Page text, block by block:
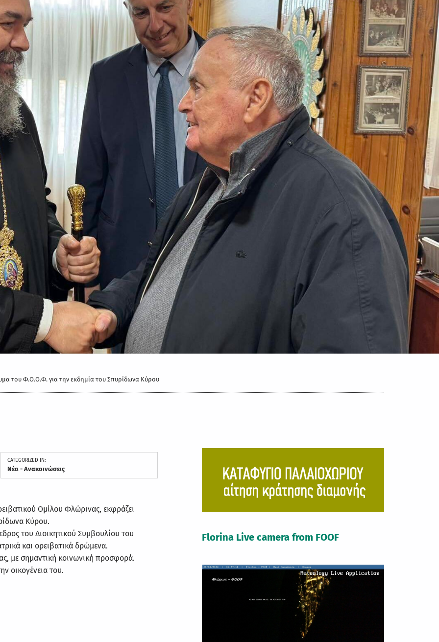
του Φ.Ο.Ο.Φ. για την εκδημία του Σπυρίδωνα Κύρου
CATEGORIZED IN:
Νέα - Ανακοινώσεις
Ομίλου Φλώρινας, εκφράζει
Κύρου.
του Διοικητικού Συμβουλίου του
και ορειβατικά δρώμενα.
με σημαντική κοινωνική προσφορά.
οικογένεια του.
Florina Live camera from FOOF